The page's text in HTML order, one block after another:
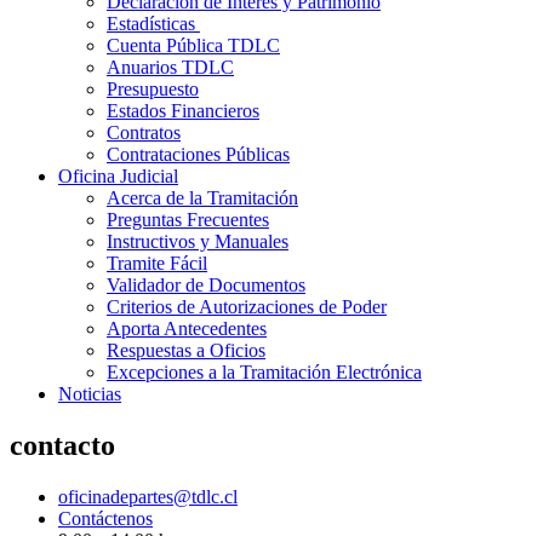
Estadísticas
Cuenta Pública TDLC
Anuarios TDLC
Presupuesto
Estados Financieros
Contratos
Contrataciones Públicas
Oficina Judicial
Acerca de la Tramitación
Preguntas Frecuentes
Instructivos y Manuales
Tramite Fácil
Validador de Documentos
Criterios de Autorizaciones de Poder
Aporta Antecedentes
Respuestas a Oficios
Excepciones a la Tramitación Electrónica
Noticias
contacto
oficinadepartes@tdlc.cl
Contáctenos